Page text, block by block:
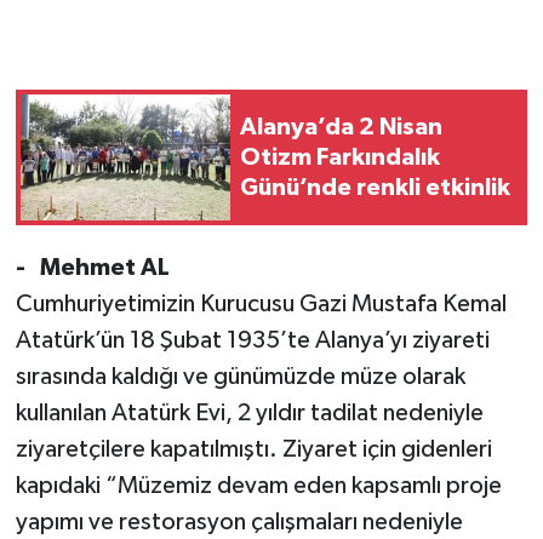
Alanya’da 2 Nisan
Otizm Farkındalık
Günü’nde renkli etkinlik
- Mehmet AL
Cumhuriyetimizin Kurucusu Gazi Mustafa Kemal
Atatürk’ün 18 Şubat 1935’te Alanya’yı ziyareti
sırasında kaldığı ve günümüzde müze olarak
kullanılan Atatürk Evi, 2 yıldır tadilat nedeniyle
ziyaretçilere kapatılmıştı. Ziyaret için gidenleri
kapıdaki “Müzemiz devam eden kapsamlı proje
yapımı ve restorasyon çalışmaları nedeniyle